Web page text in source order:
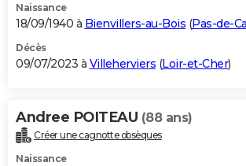
Naissance
18/09/1940 à Bienvillers-au-Bois (Pas-de-
Décès
09/07/2023 à Villeherviers (Loir-et-Cher)
Andree POITEAU (88 ans)
Créer une cagnotte obsèques
Naissance